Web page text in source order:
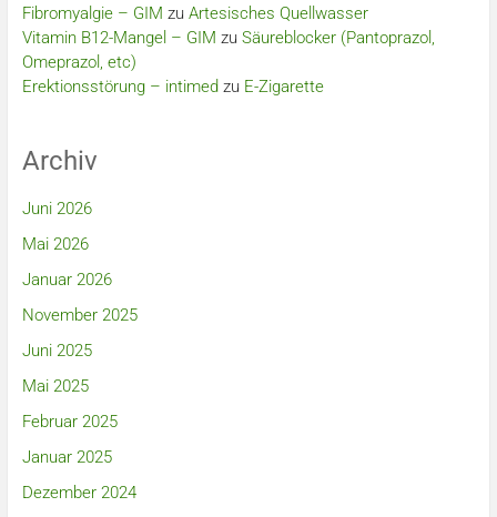
Fibromyalgie – GIM zu Artesisches Quellwasser
Vitamin B12-Mangel – GIM zu Säureblocker (Pantoprazol,
Omeprazol, etc)
Erektionsstörung – intimed zu E-Zigarette
Archiv
Juni 2026
Mai 2026
Januar 2026
November 2025
Juni 2025
Mai 2025
Februar 2025
Januar 2025
Dezember 2024